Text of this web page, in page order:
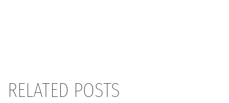
RELATED POSTS